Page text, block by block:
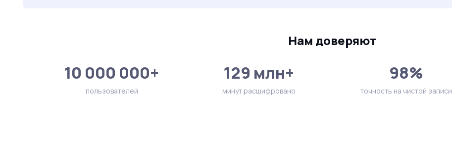
Нам доверяют
10 000 000+
пользователей
129 млн+
минут расшифровано
98%
точность на чистой записи